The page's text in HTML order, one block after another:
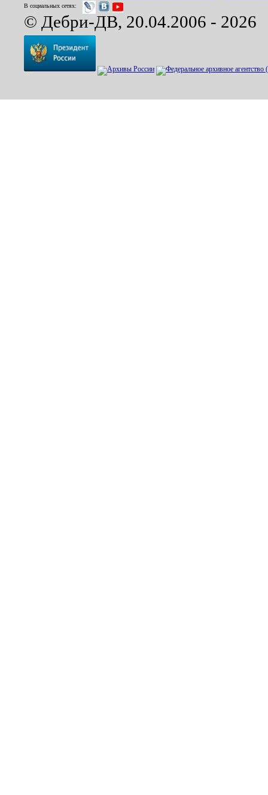
В социальных сетях:
© Дебри-ДВ, 20.04.2006 - 2026